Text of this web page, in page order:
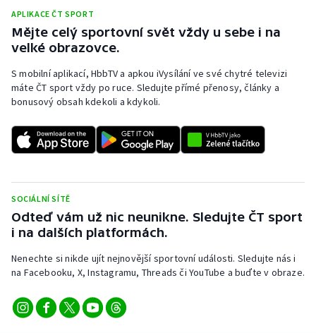
Ragby
Rychlobruslení
Rychlostní kanoistika
Short track
Sportovní střelba
Triatlon
Vodní slalom
Volejbal
APLIKACE ČT SPORT
Mějte celý sportovní svět vždy u sebe i na
velké obrazovce.
S mobilní aplikací, HbbTV a apkou iVysílání ve své chytré televizi
máte ČT sport vždy po ruce. Sledujte přímé přenosy, články a
bonusový obsah kdekoli a kdykoli.
SOCIÁLNÍ SÍTĚ
Odteď vám už nic neunikne. Sledujte ČT sport
i na dalších platformách.
Nenechte si nikde ujít nejnovější sportovní události. Sledujte nás i
na Facebooku, X, Instagramu, Threads či YouTube a buďte v obraze.